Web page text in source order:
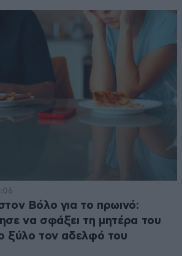
Βόλο για το πρωινό:
να σφάξει τη μητέρα του
ξύλο τον αδελφό του